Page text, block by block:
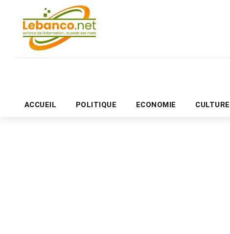
ACCUEIL POLITIQUE ECONOMIE CULTURE